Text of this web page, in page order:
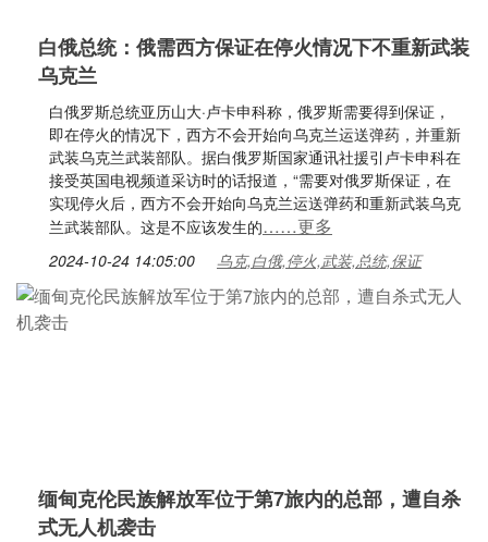
白俄总统：俄需西方保证在停火情况下不重新武装
乌克兰
白俄罗斯总统亚历山大·卢卡申科称，俄罗斯需要得到保证，
即在停火的情况下，西方不会开始向乌克兰运送弹药，并重新
武装乌克兰武装部队。据白俄罗斯国家通讯社援引卢卡申科在
接受英国电视频道采访时的话报道，“需要对俄罗斯保证，在
实现停火后，西方不会开始向乌克兰运送弹药和重新武装乌克
兰武装部队。这是不应该发生的……更多
2024-10-24 14:05:00 乌克,白俄,停火,武装,总统,保证
缅甸克伦民族解放军位于第7旅内的总部，遭自杀
式无人机袭击